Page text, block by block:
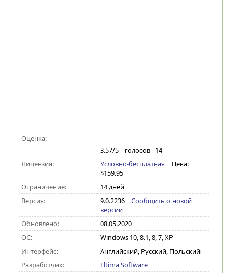
Оценка:
3.57/5 голосов - 14
Лицензия:
Условно-бесплатная | Цена:
$159.95
Ограничение:
14 дней
Версия:
9.0.2236| Сообщить о новой
версии
Обновлено:
08.05.2020
ОС:
Windows 10, 8.1, 8, 7, XP
Интерфейс:
Английский, Русский, Польский
Разработчик:
Eltima Software